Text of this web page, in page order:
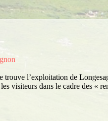
trouve l’exploitation de
visiteurs dans le cadre des «